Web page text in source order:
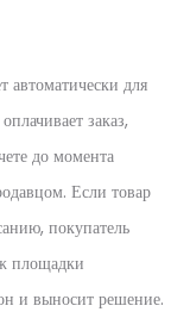
автоматически для
заказ,
до момента
Если товар
покупатель
площадки
и выносит решение.